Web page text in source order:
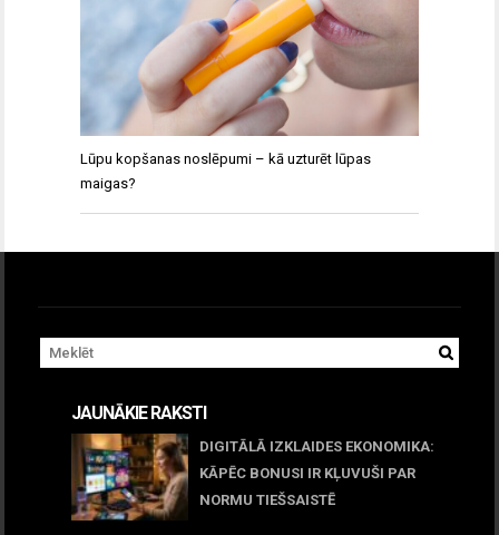
Lūpu kopšanas noslēpumi – kā uzturēt lūpas
maigas?
JAUNĀKIE RAKSTI
DIGITĀLĀ IZKLAIDES EKONOMIKA:
KĀPĒC BONUSI IR KĻUVUŠI PAR
NORMU TIEŠSAISTĒ